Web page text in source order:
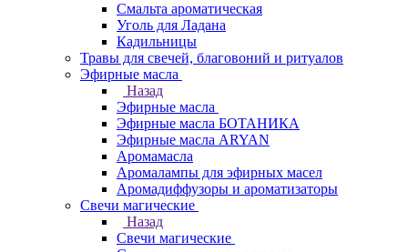
Смальта ароматическая
Уголь для Ладана
Кадильницы
Травы для свечей, благовоний и ритуалов
Эфирные масла
Назад
Эфирные масла
Эфирные масла БОТАНИКА
Эфирные масла ARYAN
Аромамасла
Аромалампы для эфирных масел
Аромадиффузоры и ароматизаторы
Свечи магические
Назад
Свечи магические